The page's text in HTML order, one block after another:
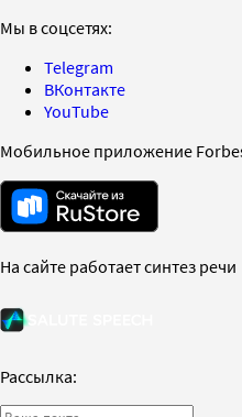
Мы в соцсетях:
Telegram
ВКонтакте
YouTube
Мобильное приложение
На сайте работает синтез речи
Рассылка: